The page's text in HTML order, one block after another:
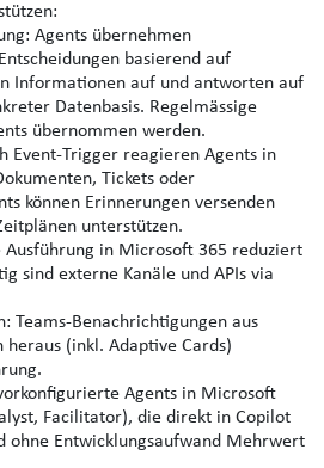
: Agents übernehmen
basierend auf
Informationen auf und antworten auf
Datenbasis. Regelmässige
übernommen werden.
Event‑Trigger reagieren Agents in
Tickets oder
können Erinnerungen versenden
unterstützen.
Ausführung in Microsoft 365 reduziert
sind externe Kanäle und APIs via
: Teams‑Benachrichtigungen aus
(inkl. Adaptive Cards)
Agents in Microsoft
Facilitator), die direkt in Copilot
ohne Entwicklungsaufwand Mehrwert